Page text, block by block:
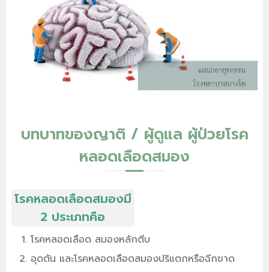
บทบาทของญาติ / ผู้ดูแล ผู้ป่วยโรค
หลอดเลือดสมอง
โรคหลอดเลือดสมองมี
2 ประเภทคือ
โรคหลอดเลือด สมองหลักตีบ
อุดตัน และโรคหลอดเลือดสมองปริแตกหรือฉีกขาด